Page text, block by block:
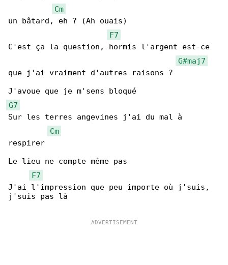
Cm
un bâtard, eh ? (Ah ouais)
F7
C'est ça la question, hormis l'argent est-ce
G#maj7
que j'ai vraiment d'autres raisons ?
G7
Sur les terres angevines j'ai du mal à
Cm
respirer
Le lieu ne compte même pas
F7
J'ai l'impression que peu importe où j'suis,
j'suis pas là